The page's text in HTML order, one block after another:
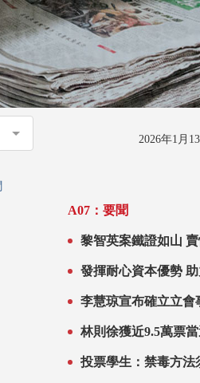
香港文匯報 2026年1
A07：要聞
黎
發揮
李慧琼宣布確立立會事務協調機制
林則徐獲近9.5萬票
投票學生：禁毒方法